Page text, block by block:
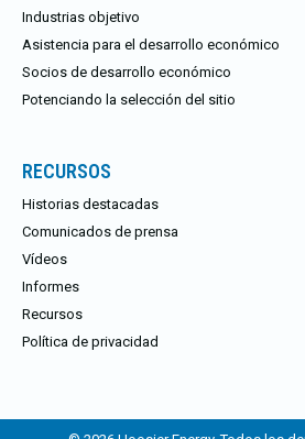
Industrias objetivo
Asistencia para el desarrollo económico
Socios de desarrollo económico
Potenciando la selección del sitio
RECURSOS
Historias destacadas
Comunicados de prensa
Vídeos
Informes
Recursos
Política de privacidad